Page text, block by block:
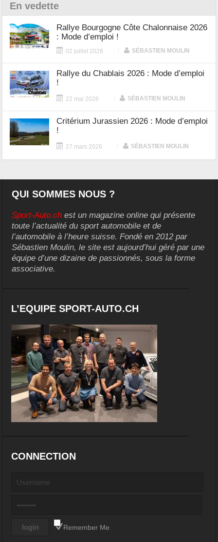
En vedette
Rallye Bourgogne Côte Chalonnaise 2026
: Mode d’emploi !
02 juillet 2026 SÉBASTIEN MOULIN
Rallye du Chablais 2026 : Mode d’emploi
!
22 mai 2026 SÉBASTIEN MOULIN
Critérium Jurassien 2026 : Mode d’emploi
!
27 mars 2026 SÉBASTIEN MOULIN
QUI SOMMES NOUS ?
Sport-Auto.ch est un magazine online qui présente
toute l’actualité du sport automobile et de
l’automobile à l’heure suisse. Fondé en 2012 par
Sébastien Moulin, le site est aujourd’hui géré par une
équipe d’une dizaine de passionnés, sous la forme
associative.
L’EQUIPE SPORT-AUTO.CH
CONNECTION
Remember Me